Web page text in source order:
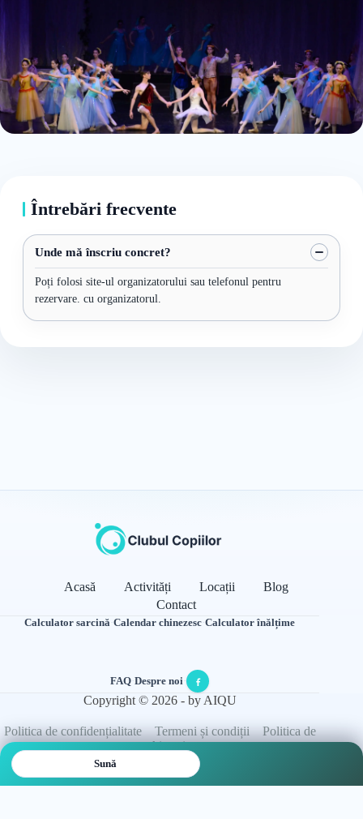
Întrebări frecvente
Unde mă înscriu concret?
Poți folosi site-ul organizatorului sau telefonul pentru
rezervare. cu organizatorul.
Sună
Acasă Activități Locații
Blog
Contact
Calculator sarcină·Calendar chinezesc·Calculator înălțime
FAQ·Despre noi·
Copyright © 2026 - by AIQU
Politica de confidențialitate Termeni și condiții
Politica de
cookie-uri